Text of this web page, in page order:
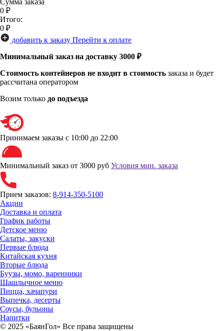
0 ₽
Итого:
0 ₽
добавить к заказу Перейти к оплате
Минимальный заказ на доставку 3000 ₽
Стоимость контейнеров не входит в стоимость заказа и будет
рассчитана оператором
Возим только до подъезда
Принимаем заказы с 10:00 до 22:00
Минимальный заказ от 3000 руб Условия мин. заказа
Прием заказов: 8-914-350-5100
Акции
Доставка и оплата
График работы
Детское меню
Салаты, закуски
Первые блюда
Китайская кухня
Вторые блюда
Буузы, момо, варенники
Шашлычное меню
Пицца, хачапури
Выпечка, десерты
Соусы, бульоны
Напитки
© 2025 «БаянГол» Все права защищены